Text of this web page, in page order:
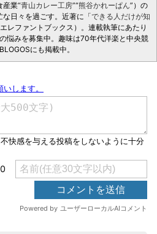
産業“青山カレー工房”“熊谷かれーぱん”）の
な日々を過ごす。近著に「できる人だけが知
エレファントブックス）。連載執筆にあたり
悩みを募集中。趣味は70年代洋楽と中央競
にも掲載中。